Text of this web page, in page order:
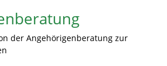
der Angehörigenberatung zur
von der Lebenshilfe Kärnten beim